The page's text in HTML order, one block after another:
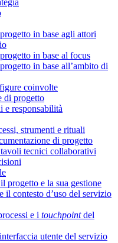
in base agli attori
in base al focus
in base all’ambito di
coinvolte
di progetto
responsabilità
strumenti e rituali
di progetto
tecnici collaborativi
progetto e la sua gestione
il contesto d’uso del servizio
e i touchpointdel
utente del servizio